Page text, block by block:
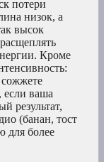
потери
низок, а
высок
Кроме
если ваша
результат,
(банан, тост
для более